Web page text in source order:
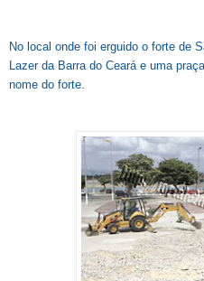
No local onde foi erguido o forte de S
Lazer da Barra do Ceará e uma
nome do forte.